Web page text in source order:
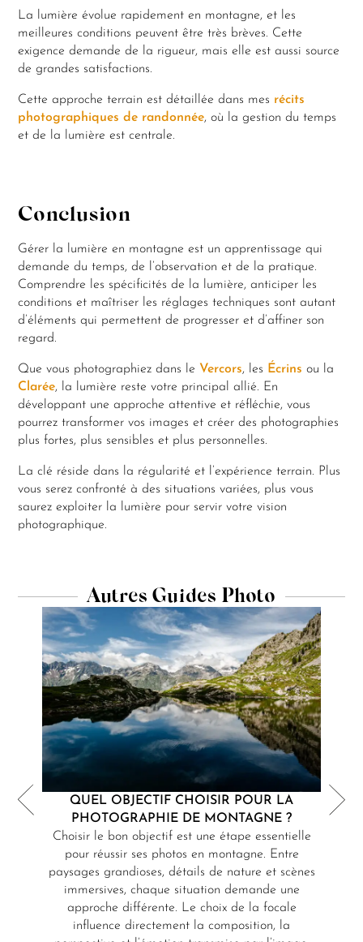
La lumière évolue rapidement en montagne, et les
meilleures conditions peuvent être très brèves. Cette
exigence demande de la rigueur, mais elle est aussi source
de grandes satisfactions.
Cette approche terrain est détaillée dans mes récits
photographiques de randonnée, où la gestion du temps
et de la lumière est centrale.
Conclusion
Gérer la lumière en montagne est un apprentissage qui
demande du temps, de l’observation et de la pratique.
Comprendre les spécificités de la lumière, anticiper les
conditions et maîtriser les réglages techniques sont autant
d’éléments qui permettent de progresser et d’affiner son
regard.
Que vous photographiez dans le Vercors, les Écrins ou la
Clarée, la lumière reste votre principal allié. En
développant une approche attentive et réfléchie, vous
pourrez transformer vos images et créer des photographies
plus fortes, plus sensibles et plus personnelles.
La clé réside dans la régularité et l’expérience terrain. Plus
vous serez confronté à des situations variées, plus vous
saurez exploiter la lumière pour servir votre vision
photographique.
Autres Guides Photo
QUEL OBJECTIF CHOISIR POUR LA
PHOTOGRAPHIE DE MONTAGNE ?
Choisir le bon objectif est une étape essentielle
pour réussir ses photos en montagne. Entre
paysages grandioses, détails de nature et scènes
immersives, chaque situation demande une
approche différente. Le choix de la focale
influence directement la composition, la